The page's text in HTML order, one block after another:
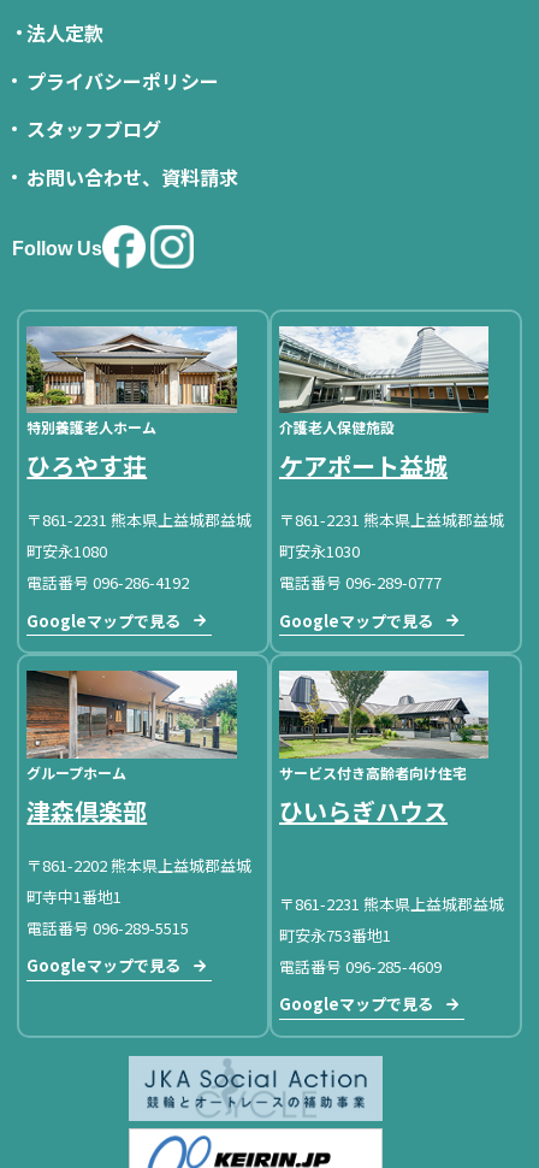
法人定款
プライバシーポリシー
スタッフブログ
お問い合わせ、資料請求
Follow Us
特別養護老人ホーム
ひろやす荘
〒861-2231 熊本県上益城郡益城
町安永1080
電話番号 096-286-4192
Googleマップで見る
介護老人保健施設
ケアポート益城
〒861-2231 熊本県上益城郡益城
町安永1030
電話番号 096-289-0777
Googleマップで見る
グループホーム
津森倶楽部
〒861-2202 熊本県上益城郡益城
町寺中1番地1
電話番号 096-289-5515
Googleマップで見る
サービス付き高齢者向け住宅
ひいらぎハウス
〒861-2231 熊本県上益城郡益城
町安永753番地1
電話番号 096-285-4609
Googleマップで見る